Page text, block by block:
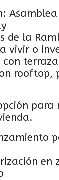
Asamblea
de la
vivir o
con terraza
rooftop,
para
en